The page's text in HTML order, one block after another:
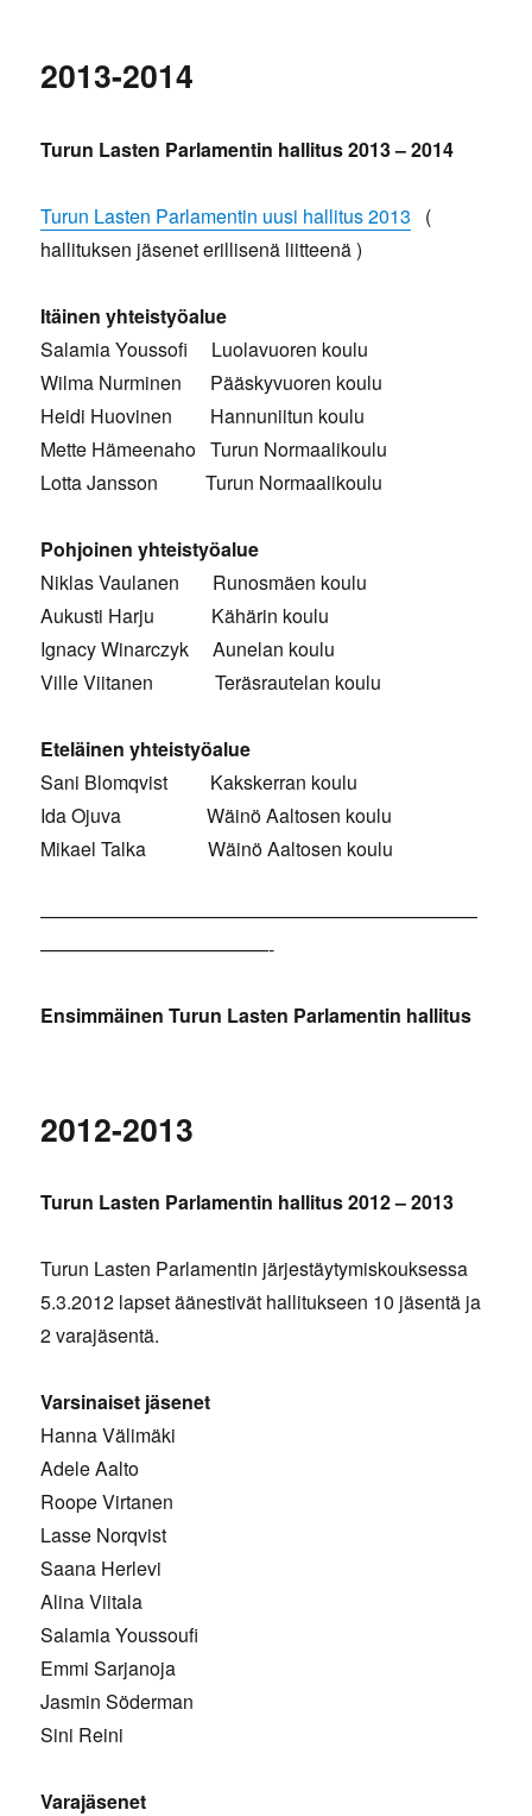
2013-2014
Turun Lasten Parlamentin hallitus 2013 – 2014
Turun Lasten Parlamentin uusi hallitus 2013 (
hallituksen jäsenet erillisenä liitteenä )
Itäinen yhteistyöalue
Salamia Youssofi Luolavuoren koulu
Wilma Nurminen Pääskyvuoren koulu
Heidi Huovinen Hannuniitun koulu
Mette Hämeenaho Turun Normaalikoulu
Lotta Jansson Turun Normaalikoulu
Pohjoinen yhteistyöalue
Niklas Vaulanen Runosmäen koulu
Aukusti Harju Kähärin koulu
Ignacy Winarczyk Aunelan koulu
Ville Viitanen Teräsrautelan koulu
Eteläinen yhteistyöalue
Sani Blomqvist Kakskerran koulu
Ida Ojuva Wäinö Aaltosen koulu
Mikael Talka Wäinö Aaltosen koulu
———————————————————————
————————————-
Ensimmäinen Turun Lasten Parlamentin hallitus
2012-2013
Turun Lasten Parlamentin hallitus 2012 – 2013
Turun Lasten Parlamentin järjestäytymiskouksessa
5.3.2012 lapset äänestivät hallitukseen 10 jäsentä ja
2 varajäsentä.
Varsinaiset jäsenet
Hanna Välimäki
Adele Aalto
Roope Virtanen
Lasse Norqvist
Saana Herlevi
Alina Viitala
Salamia Youssoufi
Emmi Sarjanoja
Jasmin Söderman
Sini Reini
Varajäsenet